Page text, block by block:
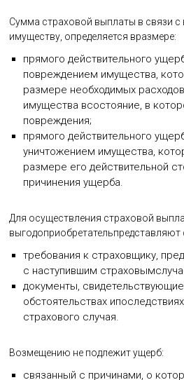
Сумма страховой выплаты в связи
имуществу, определяется вразмере:
прямого действительного
повреждением имущества,
размере необходимых
имущества всостояние, в
повреждения;
прямого действительного
уничтожением имущества,
размере его действительной
причинения ущерба.
Для осуществления страховой
требования к страховщику,
с наступившим
документы,
обстоятельствах
страхового случая.
Возмещению не подлежит ущерб:
связанный с причинами, о